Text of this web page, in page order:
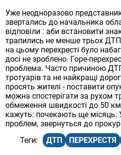
Уже неодноразово
звертались до начальника
відповіли : аби встановити
трапились не менше трьох
на цьому перехресті було
досі не зроблено. Горе-
проблема. Часто причиною ДТП
тротуарів та не найкращі
просять жителі - поставити
можна спостерігати за рухом
обмеження швидкості до 50
кажуть: почекають ще місяць. У
проблем, звернуться до
ДТП
ПЕРЕХРЕСТЯ